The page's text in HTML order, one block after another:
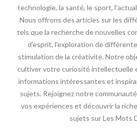
technologie, la santé, le sport,
Nous offrons des articles sur les
tels que la recherche de nouvelles
d'esprit, l'exploration de
stimulation de la créativité. Notre
cultiver votre curiosité intellectuelle
informations intéressantes et
sujets. Rejoignez notre
vos expériences et découvrir la
sujets sur Les Mots